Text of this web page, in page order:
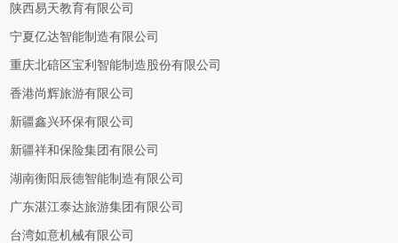
陕西易天教育有限公司
宁夏亿达智能制造有限公司
重庆北碚区宝利智能制造股份有限公司
香港尚辉旅游有限公司
新疆鑫兴环保有限公司
新疆祥和保险集团有限公司
湖南衡阳辰德智能制造有限公司
广东湛江泰达旅游集团有限公司
台湾如意机械有限公司